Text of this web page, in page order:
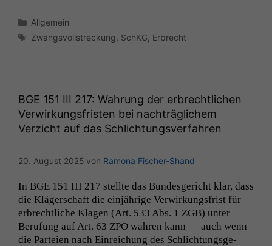
Kategorien
Allgemein
Schlagwörter
Zwangsvollstreckung SchKG Erbrecht
BGE 151 III 217: Wahrung der erbrechtlichen
Verwirkungsfristen bei nachträglichem
Verzicht auf das Schlichtungsverfahren
20. August 2025 von Ramona Fischer-Shand
In BGE 151 III 217 stellte das Bun­des­gericht klar, dass
die Kläger­schaft die ein­jährige Ver­wirkungs­frist für
erbrechtliche Kla­gen (Art. 533 Abs. 1 ZGB) unter
Beru­fung auf Art. 63 ZPO wahren kann — auch wenn
die Parteien nach Ein­re­ichung des Schlich­tungs­ge­